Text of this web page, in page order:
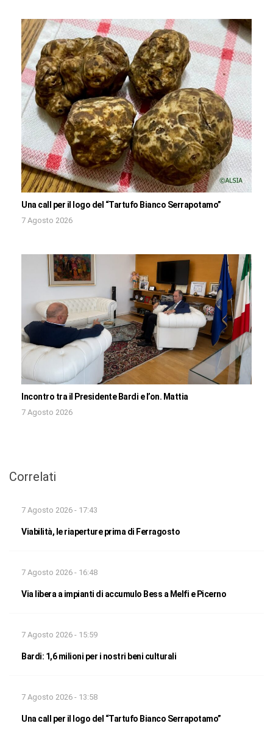
Una call per il logo del “Tartufo Bianco Serrapotamo”
7 Agosto 2026
Incontro tra il Presidente Bardi e l’on. Mattia
7 Agosto 2026
Correlati
7 Agosto 2026 - 17:43
Viabilità, le riaperture prima di Ferragosto
7 Agosto 2026 - 16:48
Via libera a impianti di accumulo Bess a Melfi e Picerno
7 Agosto 2026 - 15:59
Bardi: 1,6 milioni per i nostri beni culturali
7 Agosto 2026 - 13:58
Una call per il logo del “Tartufo Bianco Serrapotamo”